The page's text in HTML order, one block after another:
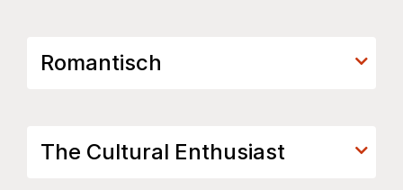
Romantisch
The Cultural Enthusiast